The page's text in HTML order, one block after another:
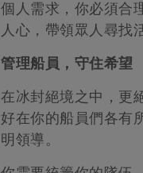
個人需求，你必須合
人心，帶領眾人尋找
管理船員，守住希望
在冰封絕境之中，更
好在你的船員們各有
明領導。